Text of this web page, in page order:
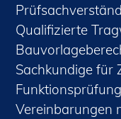
Qualifizierte
Sachkundige für
Vereinbarungen